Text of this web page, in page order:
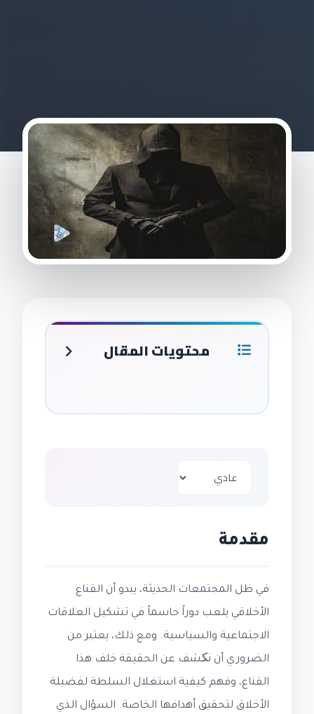
محتويات المقال
مقدمة
في ظل المجتمعات الحديثة، يبدو أن القناع
الأخلاقي يلعب دوراً حاسماً في تشكيل العلاقات
الاجتماعية والسياسية. ومع ذلك، يعتبر من
الضروري أن نکشف عن الحقيقة خلف هذا
القناع، وفهم كيفية استغلال السلطة لفضيلة
الأخلاق لتحقيق أهدافها الخاصة. السؤال الذي